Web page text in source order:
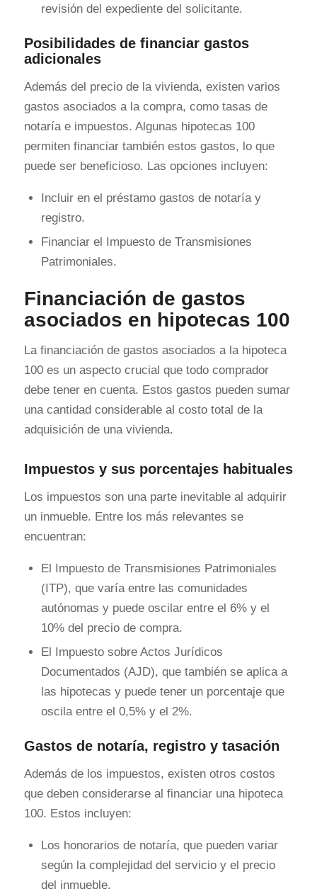
revisión del expediente del solicitante.
Posibilidades de financiar gastos
adicionales
Además del precio de la vivienda, existen varios
gastos asociados a la compra, como tasas de
notaría e impuestos. Algunas hipotecas 100
permiten financiar también estos gastos, lo que
puede ser beneficioso. Las opciones incluyen:
Incluir en el préstamo gastos de notaría y
registro.
Financiar el Impuesto de Transmisiones
Patrimoniales.
Financiación de gastos
asociados en hipotecas 100
La financiación de gastos asociados a la hipoteca
100 es un aspecto crucial que todo comprador
debe tener en cuenta. Estos gastos pueden sumar
una cantidad considerable al costo total de la
adquisición de una vivienda.
Impuestos y sus porcentajes habituales
Los impuestos son una parte inevitable al adquirir
un inmueble. Entre los más relevantes se
encuentran:
El Impuesto de Transmisiones Patrimoniales
(ITP), que varía entre las comunidades
autónomas y puede oscilar entre el 6% y el
10% del precio de compra.
El Impuesto sobre Actos Jurídicos
Documentados (AJD), que también se aplica a
las hipotecas y puede tener un porcentaje que
oscila entre el 0,5% y el 2%.
Gastos de notaría, registro y tasación
Además de los impuestos, existen otros costos
que deben considerarse al financiar una hipoteca
100. Estos incluyen:
Los honorarios de notaría, que pueden variar
según la complejidad del servicio y el precio
del inmueble.